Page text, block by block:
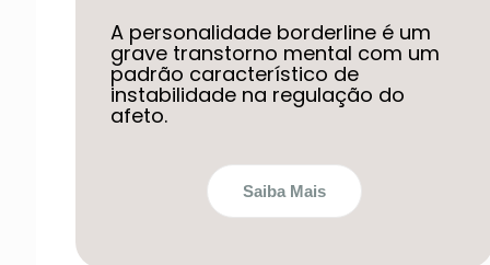
A personalidade borderline é um
grave transtorno mental com um
padrão característico de
instabilidade na regulação do
afeto.
Saiba Mais